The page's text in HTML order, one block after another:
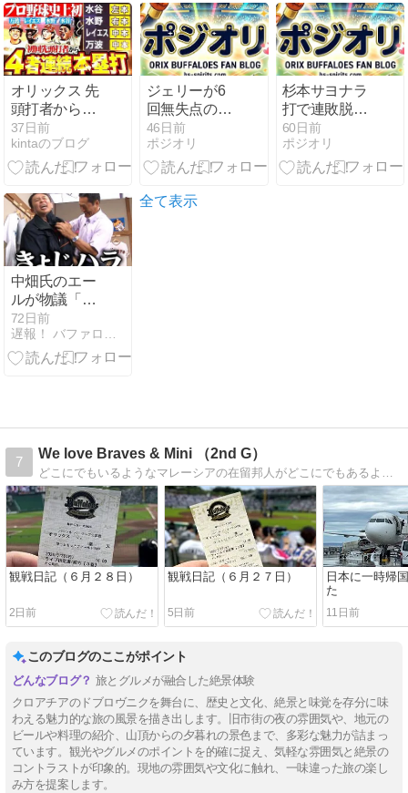
て。
オリックス 先
頭打者から4
者連続ホーム
ランを打た
れ、その後も
られ、北海道
日本ハムに3
タテをくらい
5位転落
（2026.7.2）
37日前
kintaのブログ
ジェリーが6
回無失点の快
投！若月1号
ソロ＆宗の適
時打で鷹を寄
封勝利
46日前
ポジオリ
杉本サヨナラ
打で連敗脱
出！！！
60日前
ポジオリ
中畑氏のエー
ルが物議「娘
の尻を謝るま
で叩き続けた
ことがある」
任】
72日前
遅報！ バファローズちゃんねる【5ch等まとめ】
全て表示
7
We love Braves & Mini （2nd G）
どこにでもいるようなマレーシアの在留邦人がどこにでもあるような毎日を綴るブログ
観戦日記（６月２８日）
2日前
観戦日記（６月２７日）
5日前
日本に一時帰
た
11日前
このブログのここがポイント
旅とグルメが融合した絶景体験
クロアチアのドブロヴニクを舞台に、歴史と文化、絶景と味覚を存分に味
わえる魅力的な旅の風景を描き出します。旧市街の夜の雰囲気や、地元の
ビールや料理の紹介、山頂からの夕暮れの景色まで、多彩な魅力が詰まっ
ています。観光やグルメのポイントを的確に捉え、気軽な雰囲気と絶景の
コントラストが印象的。現地の雰囲気や文化に触れ、一味違った旅の楽し
み方を提案します。